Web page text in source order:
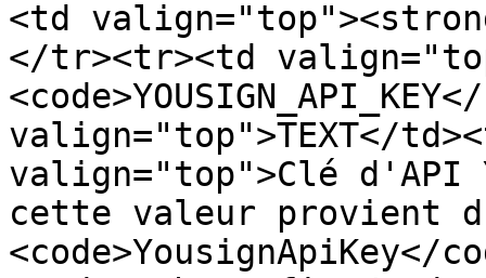
<td
</tr><tr><td
valign="top">TEXT</
valign="top">Clé d'API
cette valeur provient